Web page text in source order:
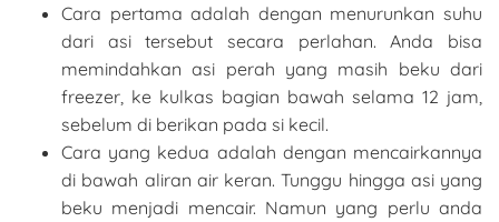
Cara pertama adalah dengan menurunkan suhu
dari asi tersebut secara perlahan. Anda bisa
memindahkan asi perah yang masih beku dari
freezer, ke kulkas bagian bawah selama 12 jam,
sebelum di berikan pada si kecil.
Cara yang kedua adalah dengan mencairkannya
di bawah aliran air keran. Tunggu hingga asi yang
beku menjadi mencair. Namun yang perlu anda